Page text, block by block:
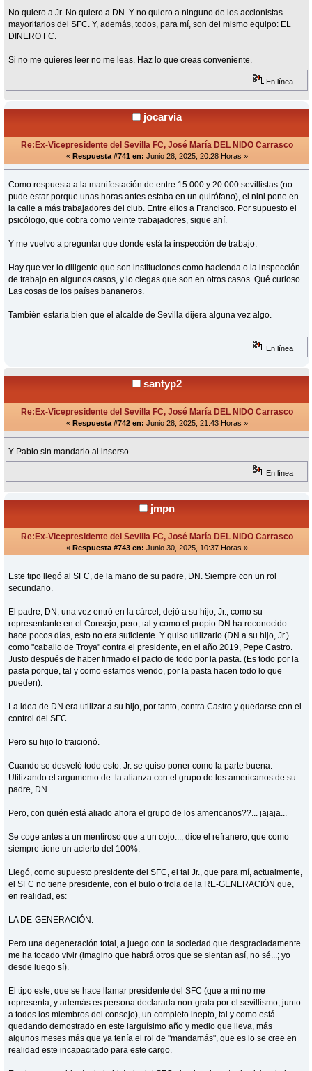
No quiero a Jr. No quiero a DN. Y no quiero a ninguno de los accionistas
mayoritarios del SFC. Y, además, todos, para mí, son del mismo equipo: EL
DINERO FC.
Si no me quieres leer no me leas. Haz lo que creas conveniente.
En línea
jocarvia
Re:Ex-Vicepresidente del Sevilla FC, José María DEL NIDO Carrasco
« Respuesta #741 en: Junio 28, 2025, 20:28 Horas »
Como respuesta a la manifestación de entre 15.000 y 20.000 sevillistas (no
pude estar porque unas horas antes estaba en un quirófano), el nini pone en
la calle a más trabajadores del club. Entre ellos a Francisco. Por supuesto el
psicólogo, que cobra como veinte trabajadores, sigue ahí.
Y me vuelvo a preguntar que donde está la inspección de trabajo.
Hay que ver lo diligente que son instituciones como hacienda o la inspección
de trabajo en algunos casos, y lo ciegas que son en otros casos. Qué curioso.
Las cosas de los países bananeros.
También estaría bien que el alcalde de Sevilla dijera alguna vez algo.
En línea
santyp2
Re:Ex-Vicepresidente del Sevilla FC, José María DEL NIDO Carrasco
« Respuesta #742 en: Junio 28, 2025, 21:43 Horas »
Y Pablo sin mandarlo al inserso
En línea
jmpn
Re:Ex-Vicepresidente del Sevilla FC, José María DEL NIDO Carrasco
« Respuesta #743 en: Junio 30, 2025, 10:37 Horas »
Este tipo llegó al SFC, de la mano de su padre, DN. Siempre con un rol
secundario.
El padre, DN, una vez entró en la cárcel, dejó a su hijo, Jr., como su
representante en el Consejo; pero, tal y como el propio DN ha reconocido
hace pocos días, esto no era suficiente. Y quiso utilizarlo (DN a su hijo, Jr.)
como "caballo de Troya" contra el presidente, en el año 2019, Pepe Castro.
Justo después de haber firmado el pacto de todo por la pasta. (Es todo por la
pasta porque, tal y como estamos viendo, por la pasta hacen todo lo que
pueden).
La idea de DN era utilizar a su hijo, por tanto, contra Castro y quedarse con el
control del SFC.
Pero su hijo lo traicionó.
Cuando se desveló todo esto, Jr. se quiso poner como la parte buena.
Utilizando el argumento de: la alianza con el grupo de los americanos de su
padre, DN.
Pero, con quién está aliado ahora el grupo de los americanos??... jajaja...
Se coge antes a un mentiroso que a un cojo..., dice el refranero, que como
siempre tiene un acierto del 100%.
Llegó, como supuesto presidente del SFC, el tal Jr., que para mí, actualmente,
el SFC no tiene presidente, con el bulo o trola de la RE-GENERACIÓN que,
en realidad, es:
LA DE-GENERACIÓN.
Pero una degeneración total, a juego con la sociedad que desgraciadamente
me ha tocado vivir (imagino que habrá otros que se sientan así, no sé...; yo
desde luego sí).
El tipo este, que se hace llamar presidente del SFC (que a mí no me
representa, y además es persona declarada non-grata por el sevillismo, junto
a todos los miembros del consejo), un completo inepto, tal y como está
quedando demostrado en este larguísimo año y medio que lleva, más
algunos meses más que ya tenía el rol de "mandamás", que es lo se cree en
realidad este incapacitado para este cargo.